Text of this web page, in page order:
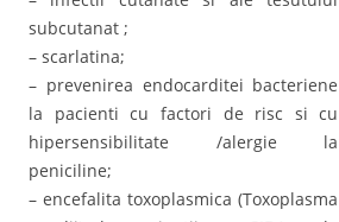
subcutanat ;
– scarlatina;
– prevenirea endocarditei bacteriene
la pacienti cu factori de risc si cu
hipersensibilitate /alergie la
peniciline;
– encefalita toxoplasmica (Toxoplasma